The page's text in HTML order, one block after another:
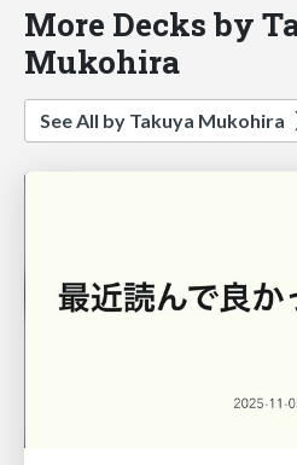
More Decks by
Mukohira
See All by Takuya Mukohira